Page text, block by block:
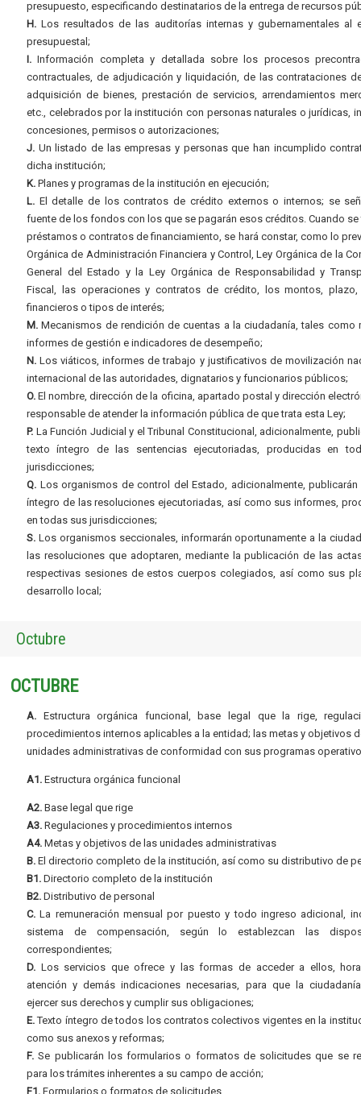
presupuesto, especificando destinatarios de la entrega de recursos
H. Los resultados de las auditorías internas y gubernamentales al
presupuestal;
I. Información completa y detallada sobre los procesos
contractuales, de adjudicación y liquidación, de las contrataciones
adquisición de bienes, prestación de servicios, arrendamientos
etc., celebrados por la institución con personas naturales o jurídicas,
concesiones, permisos o autorizaciones;
J. Un listado de las empresas y personas que han incumplido
dicha institución;
K. Planes y programas de la institución en ejecución;
L. El detalle de los contratos de crédito externos o internos; se
fuente de los fondos con los que se pagarán esos créditos. Cuando se
préstamos o contratos de financiamiento, se hará constar, como lo
Orgánica de Administración Financiera y Control, Ley Orgánica de la
General del Estado y la Ley Orgánica de Responsabilidad y
Fiscal, las operaciones y contratos de crédito, los montos,
financieros o tipos de interés;
M. Mecanismos de rendición de cuentas a la ciudadanía, tales como
informes de gestión e indicadores de desempeño;
N. Los viáticos, informes de trabajo y justificativos de movilización
internacional de las autoridades, dignatarios y funcionarios públicos;
O. El nombre, dirección de la oficina, apartado postal y dirección
responsable de atender la información pública de que trata esta Ley;
P. La Función Judicial y el Tribunal Constitucional, adicionalmente,
texto íntegro de las sentencias ejecutoriadas, producidas en
jurisdicciones;
Q. Los organismos de control del Estado, adicionalmente, publicarán
íntegro de las resoluciones ejecutoriadas, así como sus informes,
en todas sus jurisdicciones;
S. Los organismos seccionales, informarán oportunamente a la
las resoluciones que adoptaren, mediante la publicación de las
respectivas sesiones de estos cuerpos colegiados, así como sus
desarrollo local;
Octubre
OCTUBRE
A. Estructura orgánica funcional, base legal que la rige,
procedimientos internos aplicables a la entidad; las metas y objetivos
unidades administrativas de conformidad con sus programas
A1. Estructura orgánica funcional
A2. Base legal que rige
A3. Regulaciones y procedimientos internos
A4. Metas y objetivos de las unidades administrativas
B. El directorio completo de la institución, así como su distributivo de
B1. Directorio completo de la institución
B2. Distributivo de personal
C. La remuneración mensual por puesto y todo ingreso adicional,
sistema de compensación, según lo establezcan las
correspondientes;
D. Los servicios que ofrece y las formas de acceder a ellos,
atención y demás indicaciones necesarias, para que la
ejercer sus derechos y cumplir sus obligaciones;
E.Texto íntegro de todos los contratos colectivos vigentes en la
como sus anexos y reformas;
F. Se publicarán los formularios o formatos de solicitudes que se
para los trámites inherentes a su campo de acción;
F1. Formularios o formatos de solicitudes